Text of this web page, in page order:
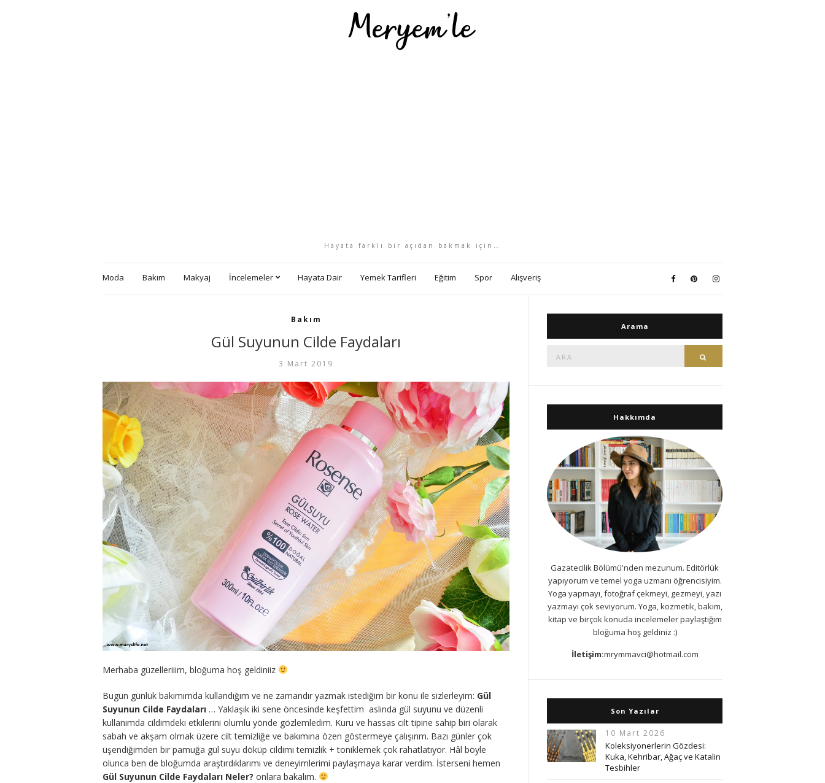
Hayata farklı bir açıdan bakmak için…
Moda Bakım Makyaj İncelemeler Hayata Dair Yemek Tarifleri Eğitim Spor Alışveriş
Bakım
Gül Suyunun Cilde Faydaları
3 Mart 2019
Merhaba güzelleriiim, bloğuma hoş geldiniiz
Bugün günlük bakımımda kullandığım ve ne zamandır yazmak istediğim bir konu ile sizlerleyim: Gül
Suyunun Cilde Faydaları … Yaklaşık iki sene öncesinde keşfettim aslında gül suyunu ve düzenli
kullanımda cildimdeki etkilerini olumlu yönde gözlemledim. Kuru ve hassas cilt tipine sahip biri olarak
sabah ve akşam olmak üzere cilt temizliğe ve bakımına özen göstermeye çalışırım. Bazı günler çok
üşendiğimden bir pamuğa gül suyu döküp cildimi temizlik + toniklemek çok rahatlatıyor. Hâl böyle
olunca ben de bloğumda araştırdıklarımı ve deneyimlerimi paylaşmaya karar verdim. İsterseni hemen
Gül Suyunun Cilde Faydaları Neler? onlara bakalım.
Arama
Hakkımda
Gazatecilik Bölümü'nden mezunum. Editörlük
yapıyorum ve temel yoga uzmanı öğrencisiyim.
Yoga yapmayı, fotoğraf çekmeyi, gezmeyi, yazı
yazmayı çok seviyorum. Yoga, kozmetik, bakım,
kitap ve birçok konuda incelemeler paylaştığım
bloğuma hoş geldiniz :)
İletişim:mrymmavci@hotmail.com
Son Yazılar
10 Mart 2026
Koleksiyonerlerin Gözdesi:
Kuka, Kehribar, Ağaç ve Katalin
Tesbihler